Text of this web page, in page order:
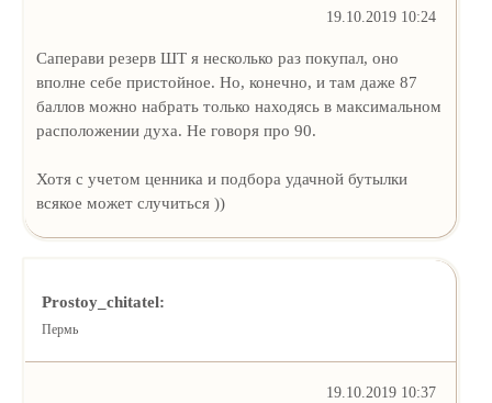
19.10.2019 10:24
Саперави резерв ШТ я несколько раз покупал, оно
вполне себе пристойное. Но, конечно, и там даже 87
баллов можно набрать только находясь в максимальном
расположении духа. Не говоря про 90.
Хотя с учетом ценника и подбора удачной бутылки
всякое может случиться ))
Prostoy_chitatel:
Пермь
19.10.2019 10:37